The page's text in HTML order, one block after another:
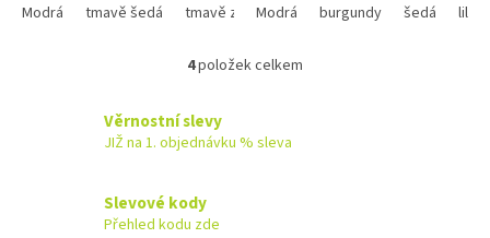
Modrá
tmavě šedá tmavě zelená tmavě modrá lososová
Modrá
burgundy šedá lila
O
á
4položek celkem
Věrnostní slevy
JIŽ na 1. objednávku % sleva
Slevové kody
Přehled kodu zde